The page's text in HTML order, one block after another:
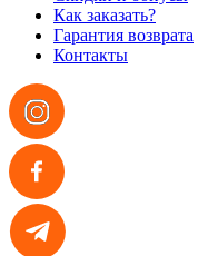
Как заказать?
Гарантия возврата
Контакты